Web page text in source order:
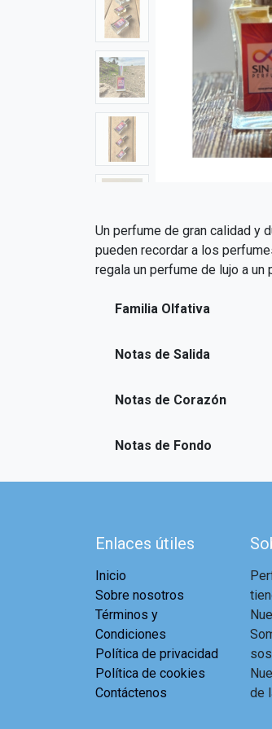
Un perfume de gran calidad y
pueden recordar a los
regala un perfume de lujo a un
Familia Olfativa
Notas de Salida
Notas de Corazón
Notas de Fondo
Enlaces útiles
Inicio
Sobre nosotros
Términos y
Condiciones
Política de privacidad
Política de cookies
Contáctenos
de